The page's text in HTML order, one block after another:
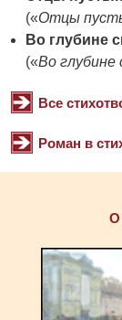
(«Отцы
Во глубине
(«Во глубине
Все
Роман в
О